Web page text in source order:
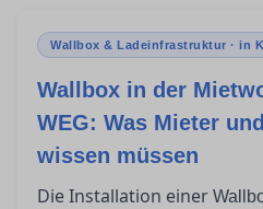
Wallbox & Ladeinfrastruktur · in
Wallbox in der
WEG: Was Mieter
wissen müssen
Die Installation einer